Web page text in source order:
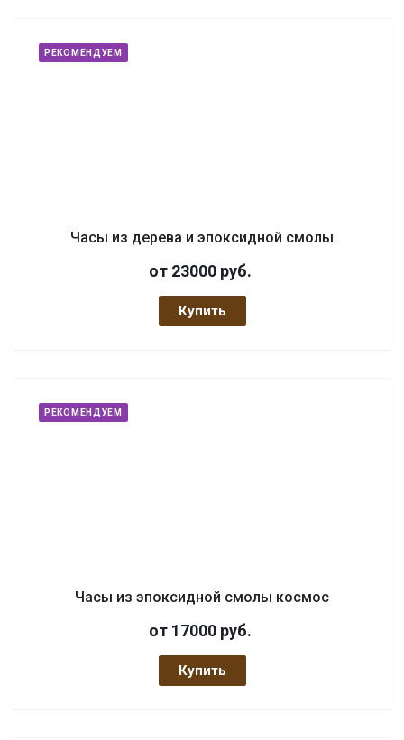
РЕКОМЕНДУЕМ
Часы из дерева и эпоксидной смолы
от 23000 руб.
Купить
РЕКОМЕНДУЕМ
Часы из эпоксидной смолы космос
от 17000 руб.
Купить